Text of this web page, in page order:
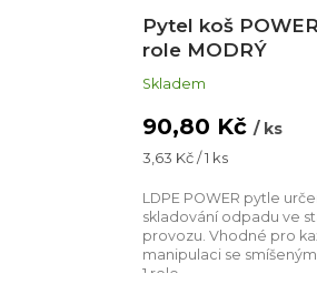
Pytel koš
role MODRÝ
Skladem
90,80 Kč / ks
Měrná
3,63 Kč / 1 ks
LDPE POWER pytle
skladování odpadu ve
provozu. Vhodné pro
manipulaci se
1 role...